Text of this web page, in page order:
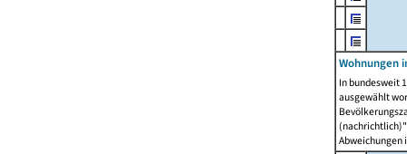
Wohnungen
In bundesweit
ausgewählt
Abweichungen